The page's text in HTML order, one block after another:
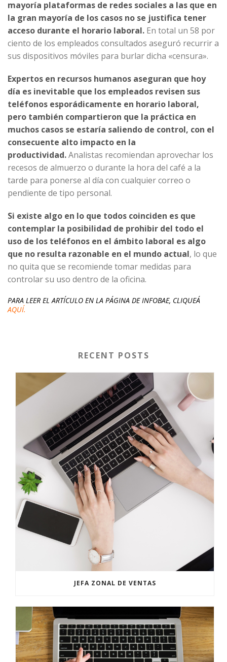
mayoría plataformas de redes sociales a las que en
la gran mayoría de los casos no se justifica tener
acceso durante el horario laboral. En total un 58 por
ciento de los empleados consultados aseguró recurrir a
sus dispositivos móviles para burlar dicha «censura».
Expertos en recursos humanos aseguran que hoy
día es inevitable que los empleados revisen sus
teléfonos esporádicamente en horario laboral,
pero también compartieron que la práctica en
muchos casos se estaría saliendo de control, con el
consecuente alto impacto en la
productividad.Analistas recomiendan aprovechar los
recesos de almuerzo o durante la hora del café a la
tarde para ponerse al día con cualquier correo o
pendiente de tipo personal.
Si existe algo en lo que todos coinciden es que
contemplar la posibilidad de prohibir del todo el
uso de los teléfonos en el ámbito laboral es algo
que no resulta razonable en el mundo actual, lo que
no quita que se recomiende tomar medidas para
controlar su uso dentro de la oficina.
PARA LEER EL ARTÍCULO EN LA PÁGINA DE INFOBAE, CLIQUEÁ
AQUÍ.
RECENT POSTS
JEFA ZONAL DE VENTAS